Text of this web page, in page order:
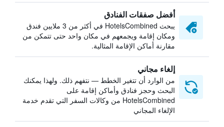
أفضل صفقات الفنادق
يبحث HotelsCombined في أكثر من 3 ملايين فندق
ومكان إقامة ويجمعهم في مكان واحد حتى تتمكن من
مقارنة أماكن الإقامة المثالية.
إلغاء مجاني
من الوارد أن تتغير الخطط — نتفهم ذلك. ولهذا يمكنك
البحث وحجز فنادق وأماكن إقامة على
HotelsCombined من وكالات السفر التي تقدم خدمة
الإلغاء المجاني